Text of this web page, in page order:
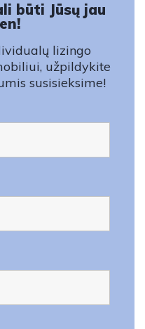
būti Jūsų jau
lizingo
užpildykite
susisieksime!